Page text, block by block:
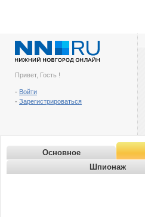
Привет, Гость !
- Войти
- Зарегистрироваться
Основное
Шпионаж